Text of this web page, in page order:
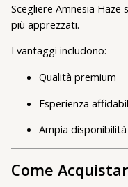
Scegliere Amnesia
più apprezzati.
I vantaggi includono:
Qualità premium
Esperienza
Ampia disponibilità
Come